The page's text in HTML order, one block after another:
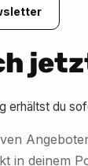
erhältst du
in deinem